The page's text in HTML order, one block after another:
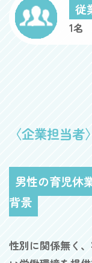
従
1名
〈企業担当者〉
男性の育児休
背景
性別に関係無く